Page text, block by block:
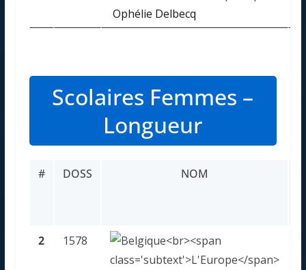
Ophélie Delbecq
Scolaires Femmes –
Longueur
# DOSS NOM
2 1578